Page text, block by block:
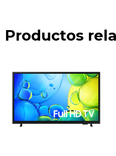
Productos